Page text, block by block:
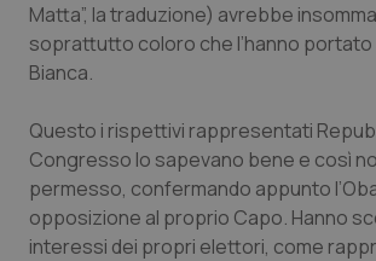
Oncologia & Nutrizione
Quotidiano Cardiologia
Quotidiano Chirurgia
Matta”, la traduzione) avrebbe
soprattutto coloro che l’hanno portato
Bianca.
Questo i rispettivi rappresentati
Congresso lo sapevano bene e così
permesso, confermando appunto
opposizione al proprio Capo. Hanno
interessi dei propri elettori, come